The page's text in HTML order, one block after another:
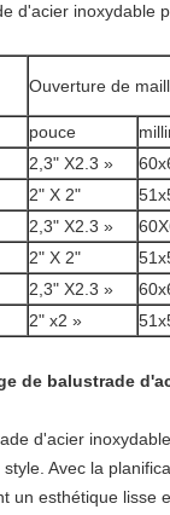
d'acier inoxydable
Ouverture de
pouce
2,3" X2.3 »
2" X 2"
2,3" X2.3 »
2" X 2"
2,3" X2.3 »
2" x2 »
de balustrade
d'acier
Avec la
un esthétique